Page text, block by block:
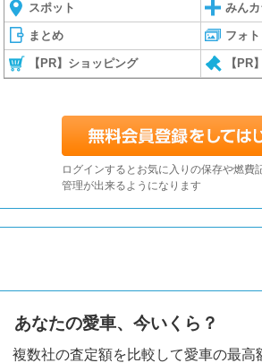
スポット みんカ
まとめ フォト
【PR】ショッピング 【PR
ログインするとお気に入りの保存や燃費
管理が出来るようになります
あなたの愛車、今いくら？
複数社の査定額を比較して愛車の最高